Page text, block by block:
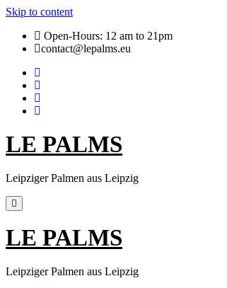
Skip to content
Open-Hours: 12 am to 21pm
contact@lepalms.eu
LE PALMS
Leipziger Palmen aus Leipzig
LE PALMS
Leipziger Palmen aus Leipzig